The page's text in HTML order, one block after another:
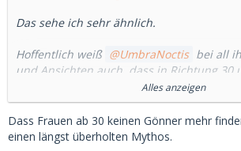
Das sehe ich sehr ähnlich.
Hoffentlich weiß UmbraNoctis bei all
und Ansichten auch, dass in Richtung 30
das Eis dann plötzlich viel dünner wird.
Vor allem wenn man sich dann auf die
begeben muss.
Alles anzeigen
Dass Frauen ab 30 keinen Gönner mehr
einen längst überholten Mythos.